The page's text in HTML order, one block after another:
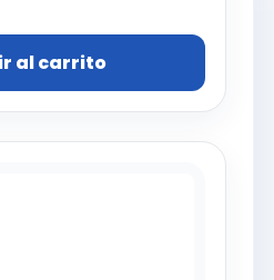
al carrito